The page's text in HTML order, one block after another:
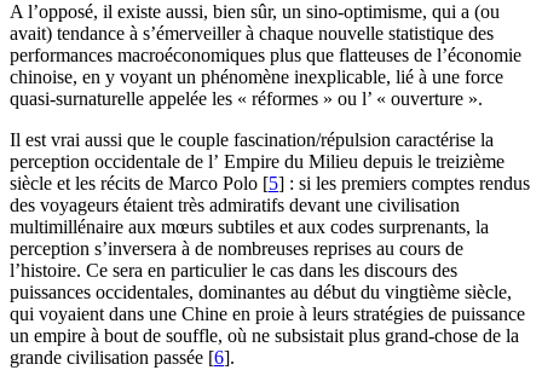
A l’opposé, il existe aussi, bien sûr, un sino-optimisme, qui a (ou
avait) tendance à s’émerveiller à chaque nouvelle statistique des
performances macroéconomiques plus que flatteuses de l’économie
chinoise, en y voyant un phénomène inexplicable, lié à une force
quasi-surnaturelle appelée les « réformes » ou l’ « ouverture ».
Il est vrai aussi que le couple fascination/répulsion caractérise la
perception occidentale de l’ Empire du Milieu depuis le treizième
siècle et les récits de Marco Polo [5] : si les premiers comptes rendus
des voyageurs étaient très admiratifs devant une civilisation
multimillénaire aux mœurs subtiles et aux codes surprenants, la
perception s’inversera à de nombreuses reprises au cours de
l’histoire. Ce sera en particulier le cas dans les discours des
puissances occidentales, dominantes au début du vingtième siècle,
qui voyaient dans une Chine en proie à leurs stratégies de puissance
un empire à bout de souffle, où ne subsistait plus grand-chose de la
grande civilisation passée [6].